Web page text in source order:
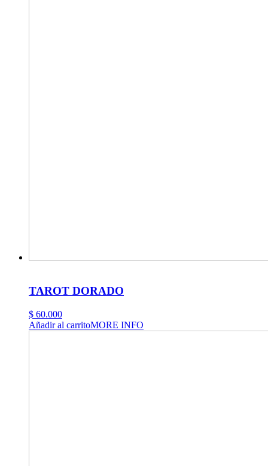
TAROT DORADO
$ 60.000
Añadir al carritoMORE INFO